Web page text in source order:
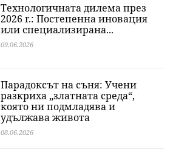
Технологичната дилема през
2026 г.: Постепенна иновация
или специализирана...
09.06.2026
Парадоксът на съня: Учени
разкриха „златната среда“,
която ни подмладява и
удължава живота
08.06.2026